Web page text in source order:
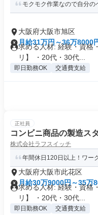
モクモク作業なので自分の
大阪府大阪市旭区
月給31万円～36万8000
求める人材: 経験・資格
リ】 ・20代・30代...
即日勤務OK 交通費支給
正社員
コンビニ商品の製造ス
株式会社ラフスイッチ
年間休日120日以上！ワー
大阪府大阪市此花区
月給30万9000円～35万
求める人材: 経験・資格
リ】 ・20代・30代...
即日勤務OK 交通費支給